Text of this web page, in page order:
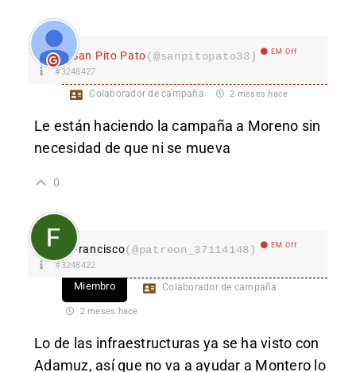
San Pito Pato(@sanpitopato33) EM Off
#3248427
Colaborador de campaña 2 meses hace
Le están haciendo la campaña a Moreno sin
necesidad de que ni se mueva
0
Francisco(@patreon_37114148) EM Off
#3248422
Miembro Colaborador de campaña
2 meses hace
Lo de las infraestructuras ya se ha visto con
Adamuz, así que no va a ayudar a Montero lo